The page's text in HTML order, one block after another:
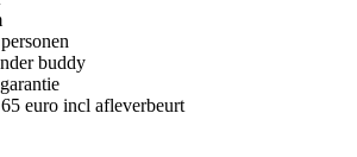
buddy
euro incl afleverbeurt